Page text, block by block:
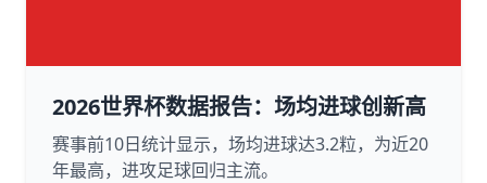
2026世界杯数据报告：场均进球创新高
赛事前10日统计显示，场均进球达3.2粒，为近20
年最高，进攻足球回归主流。